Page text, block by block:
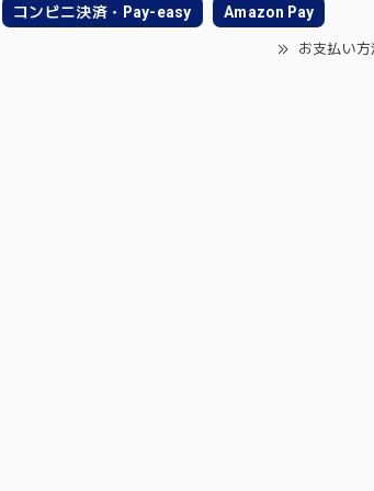
コンビニ決済・Pay-easy Amazon Pay
お支払い